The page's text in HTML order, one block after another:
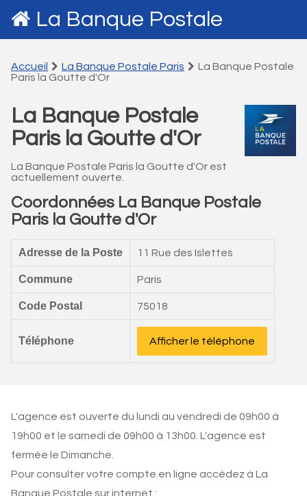
La Banque Postale
Accueil La Banque Postale Paris
La Banque Postale
Paris la Goutte d'Or
La Banque Postale
Paris la Goutte d'Or
La Banque Postale Paris la Goutte d'Or est
actuellement ouverte.
Coordonnées La Banque Postale
Paris la Goutte d'Or
Adresse de la Poste 11 Rue des Islettes
Commune Paris
Code Postal 75018
Téléphone Afficher le téléphone
L'agence est ouverte du lundi au vendredi de 09h00 à
19h00 et le samedi de 09h00 à 13h00. L'agence est
fermée le Dimanche.
Pour consulter votre compte en ligne accédez à La
Banque Postale sur internet :